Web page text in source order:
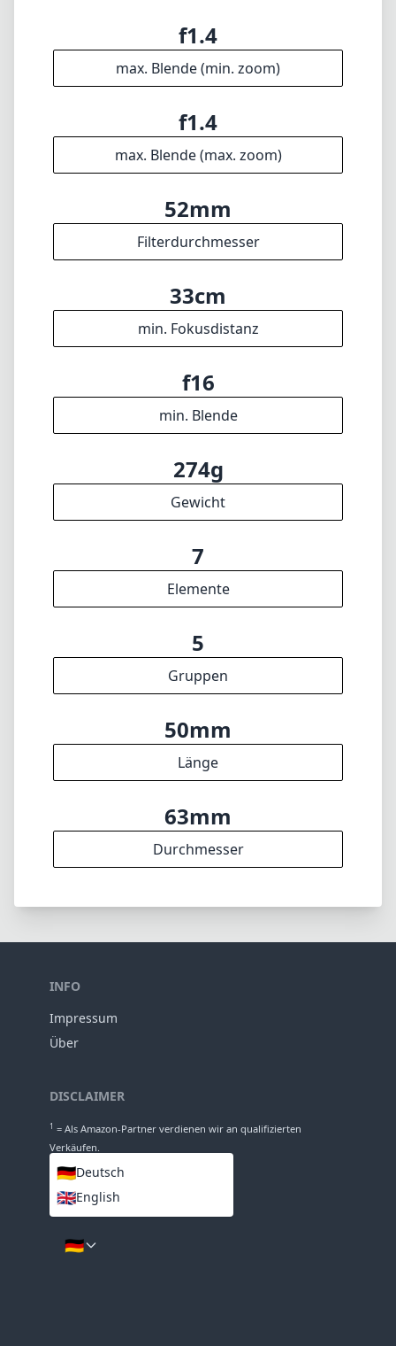
Technische Spezifikationen
35mm
min. Brennweite
35mm
max. Brennweite
f1.4
max. Blende (min. zoom)
f1.4
max. Blende (max. zoom)
52mm
Filterdurchmesser
33cm
min. Fokusdistanz
f16
min. Blende
274g
Gewicht
7
Elemente
5
Gruppen
INFO
Impressum